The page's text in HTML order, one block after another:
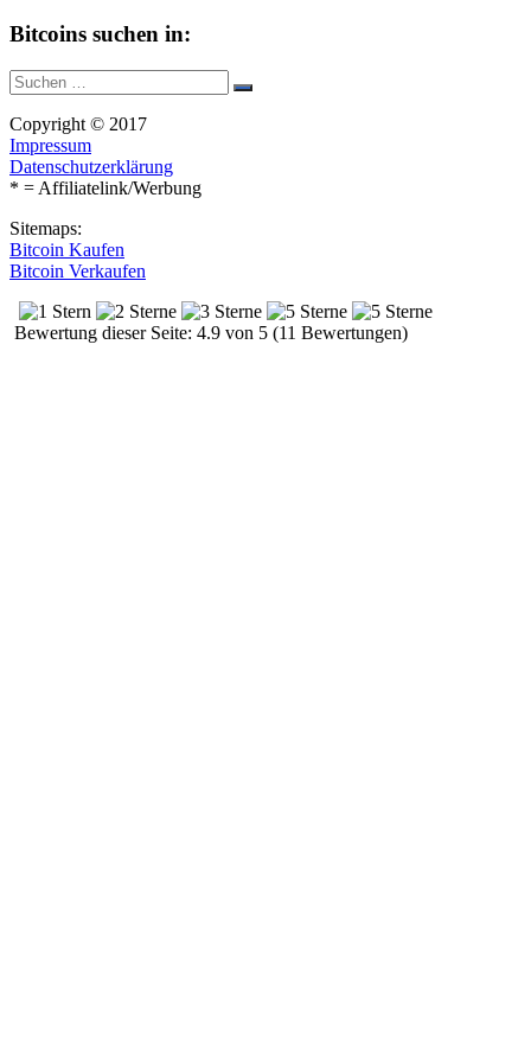
Bitcoins suchen in:
Suche
nach:
Suchen
Copyright © 2017
Impressum
Datenschutzerklärung
* = Affiliatelink/Werbung
Sitemaps:
Bitcoin Kaufen
Bitcoin Verkaufen
Bewertung dieser Seite: 4.9 von 5 (11 Bewertungen)